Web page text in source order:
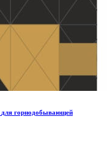
для горнодобывающей